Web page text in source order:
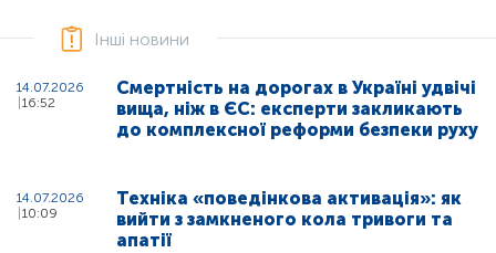
Інші новини
14.07.2026
16:52
Смертність на дорогах в Україні удвічі
вища, ніж в ЄС: експерти закликають
до комплексної реформи безпеки руху
14.07.2026
10:09
Техніка «поведінкова активація»: як
вийти з замкненого кола тривоги та
апатії